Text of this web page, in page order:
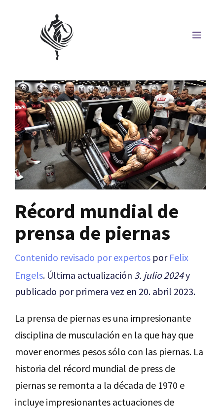
contenido
Récord mundial de
prensa de piernas
Contenido revisado por expertos por Felix
Engels. Última actualización 3. julio 2024y
publicado por primera vez en 20. abril 2023.
La prensa de piernas es una impresionante
disciplina de musculación en la que hay que
mover enormes pesos sólo con las piernas. La
historia del récord mundial de press de
piernas se remonta a la década de 1970 e
incluye impresionantes actuaciones de